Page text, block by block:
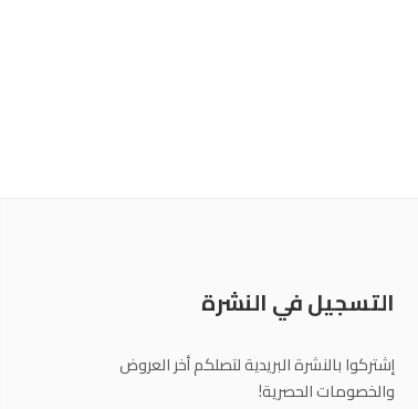
التسجيل في النشرة
إشتركوا بالنشرة البريدية لتصلكم أخر العروض
والخصومات الحصرية!